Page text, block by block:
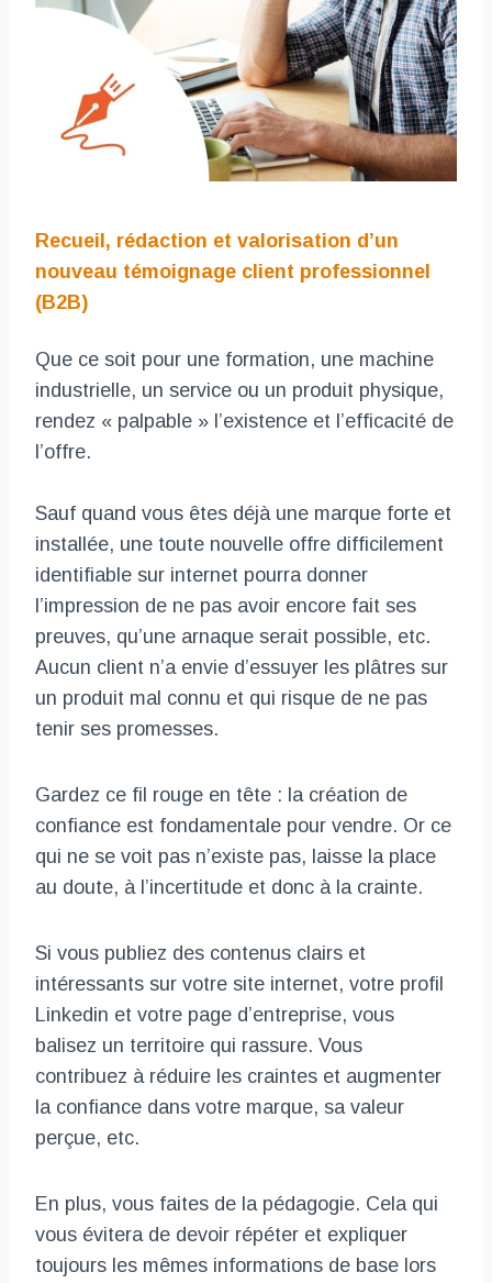
Recueil, rédaction et valorisation d’un
nouveau témoignage client professionnel
(B2B)
Que ce soit pour une formation, une machine
industrielle, un service ou un produit physique,
rendez « palpable » l’existence et l’efficacité de
l’offre.
Sauf quand vous êtes déjà une marque forte et
installée, une toute nouvelle offre difficilement
identifiable sur internet pourra donner
l’impression de ne pas avoir encore fait ses
preuves, qu’une arnaque serait possible, etc.
Aucun client n’a envie d’essuyer les plâtres sur
un produit mal connu et qui risque de ne pas
tenir ses promesses.
Gardez ce fil rouge en tête : la création de
confiance est fondamentale pour vendre. Or ce
qui ne se voit pas n’existe pas, laisse la place
au doute, à l’incertitude et donc à la crainte.
Si vous publiez des contenus clairs et
intéressants sur votre site internet, votre profil
Linkedin et votre page d’entreprise, vous
balisez un territoire qui rassure. Vous
contribuez à réduire les craintes et augmenter
la confiance dans votre marque, sa valeur
perçue, etc.
En plus, vous faites de la pédagogie. Cela qui
vous évitera de devoir répéter et expliquer
toujours les mêmes informations de base lors